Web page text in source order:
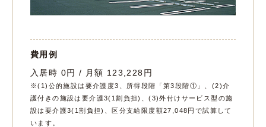
費用例
入居時 0円 / 月額 123,228円
※(1)公的施設は要介護度3、所得段階「第3段階①」、(2)介
護付きの施設は要介護3(1割負担)、(3)外付けサービス型の施
設は要介護3(1割負担)、区分支給限度額27,048円で試算して
います。